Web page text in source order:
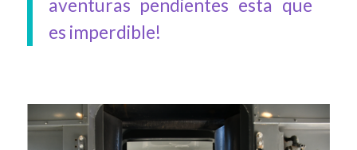
aventuras pendientes esta que
es imperdible!